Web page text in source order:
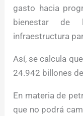
gasto hacia
bienestar de
infraestructura
Así, se calcula
24.942 billones
En materia de
que no podrá